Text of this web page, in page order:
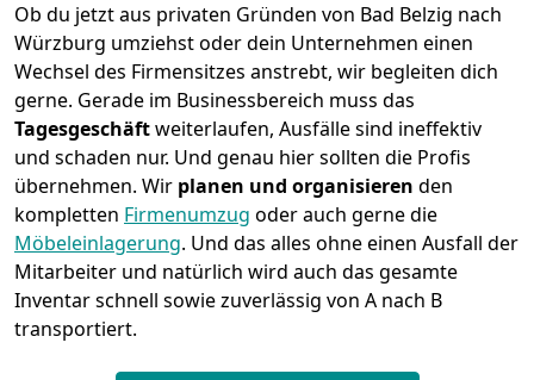
Ob du jetzt aus privaten Gründen von Bad Belzig nach
Würzburg umziehst oder dein Unternehmen einen
Wechsel des Firmensitzes anstrebt, wir begleiten dich
gerne. Gerade im Businessbereich muss das
Tagesgeschäftweiterlaufen, Ausfälle sind ineffektiv
und schaden nur. Und genau hier sollten die Profis
übernehmen. Wir planen und organisieren den
kompletten Firmenumzug oder auch gerne die
Möbeleinlagerung. Und das alles ohne einen Ausfall der
Mitarbeiter und natürlich wird auch das gesamte
Inventar schnell sowie zuverlässig von A nach B
transportiert.